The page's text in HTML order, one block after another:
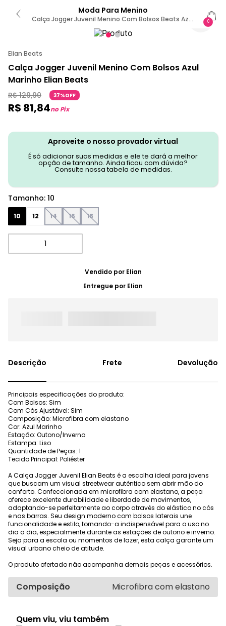
Moda Para Menino
Calça Jogger Juvenil Menino Com Bolsos Beats Azul
0
Elian Beats
Calça Jogger Juvenil Menino Com Bolsos Azul
Marinho Elian Beats
R$ 129,90 37%OFF
R$ 81,84no Pix
Aproveite o nosso provador virtual
É só adicionar suas medidas e ele te dará a melhor
opção de tamanho. Ainda ficou com dúvida?
Consulte nossa tabela de medidas.
Tamanho: 10
10 12 14 16 18
Vendido por Elian
Entregue por Elian
Frete Devolução
Principais especificações do produto:
Com Bolsos: Sim
Com Cós Ajustável: Sim
Composição: Microfibra com elastano
Cor: Azul Marinho
Estação: Outono/Inverno
Estampa: Liso
Quantidade de Peças: 1
Tecido Principal: Poliéster
A Calça Jogger Juvenil Elian Beats é a escolha ideal para jovens
que buscam um visual streetwear autêntico sem abrir mão do
conforto. Confeccionada em microfibra com elastano, a peça
oferece excelente durabilidade e liberdade de movimentos,
adaptando-se perfeitamente ao corpo através do elástico no cós
e nas barras. Seu design moderno com bolsos laterais une
funcionalidade e estilo, tornando-a indispensável para o uso no
dia a dia, especialmente durante as estações de outono e inverno.
Seja para a escola ou momentos de lazer, esta calça garante um
visual urbano cheio de atitude.
O produto ofertado não acompanha demais peças e acessórios.
Composição Microfibra com elastano
Quem viu, viu também